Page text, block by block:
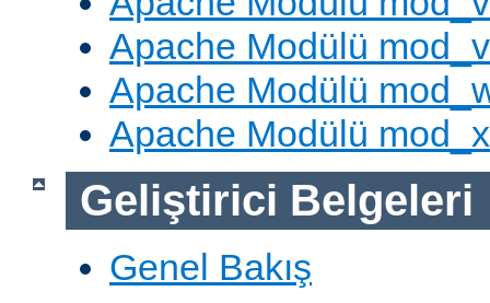
Apache Modülü
Apache Modülü
Apache Modülü
Geliştirici Belgeleri
Genel Bakış